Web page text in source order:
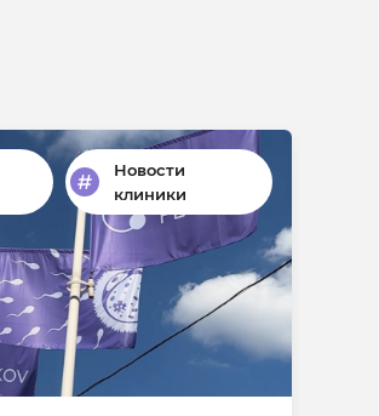
Новости
клиники